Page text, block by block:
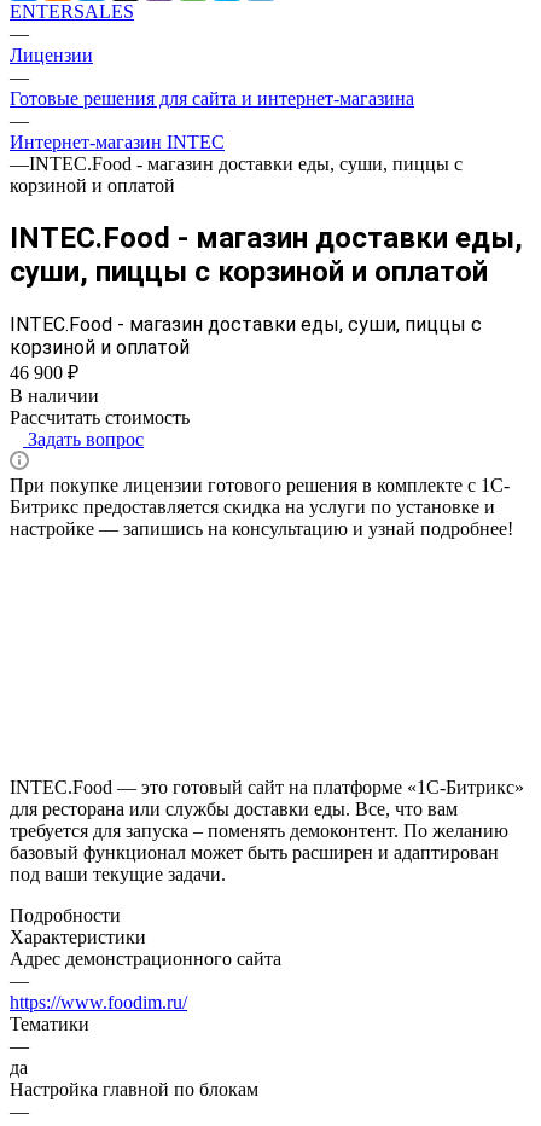
ENTERSALES
—
Лицензии
—
Готовые решения для сайта и интернет-магазина
—
Интернет-магазин INTEC
—INTEC.Food - магазин доставки еды, суши, пиццы с
корзиной и оплатой
INTEC.Food - магазин доставки еды,
суши, пиццы с корзиной и оплатой
INTEC.Food - магазин доставки еды, суши, пиццы с
корзиной и оплатой
46 900 ₽
В наличии
Рассчитать стоимость
Задать вопрос
При покупке лицензии готового решения в комплекте с 1С-
Битрикс предоставляется скидка на услуги по установке и
настройке — запишись на консультацию и узнай подробнее!
INTEC.Food — это готовый сайт на платформе «1С-Битрикс»
для ресторана или службы доставки еды. Все, что вам
требуется для запуска – поменять демоконтент. По желанию
базовый функционал может быть расширен и адаптирован
под ваши текущие задачи.
Подробности
Характеристики
Адрес демонстрационного сайта
—
https://www.foodim.ru/
Тематики
—
да
Настройка главной по блокам
—